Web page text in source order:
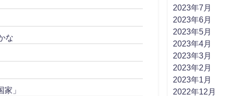
な
」
2023年7月
2023年6月
2023年5月
2023年4月
2023年3月
2023年2月
2023年1月
2022年12月